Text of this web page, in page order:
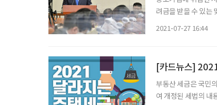
려금을 받을 수 있는
2021-07-27 16:44
[카드뉴스]
부동산 세금은 국민
여 개정된 세법의 내용을 소개하